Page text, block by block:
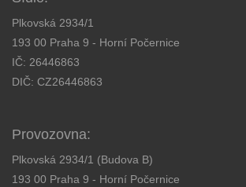
Plkovská 2934/1
193 00 Praha 9 - Horní Počernice
IČ: 26446863
DIČ: CZ26446863
Provozovna:
Plkovská 2934/1 (Budova B)
193 00 Praha 9 - Horní Počernice